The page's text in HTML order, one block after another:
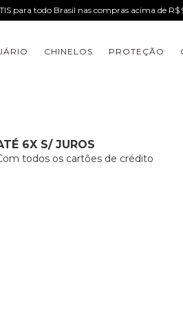
para todo Brasil nas compras acima de R$
CHINELOS PROTEÇÃO
6X S/ JUROS
todos os cartões de crédito